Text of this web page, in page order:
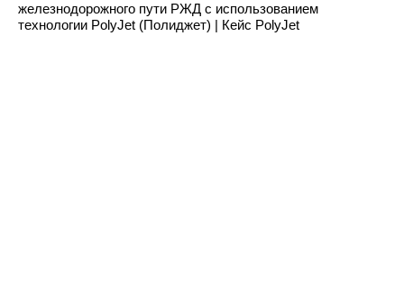
железнодорожного пути РЖД с использованием
технологии PolyJet (Полиджет) | Кейс PolyJet